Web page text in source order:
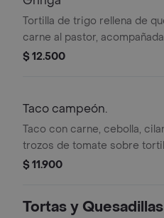
Tortilla de trigo rellena de
carne al pastor,
cebolla y cilantro.
$ 12.500
Taco campeón.
Taco con carne, cebolla,
trozos de tomate sobre
maíz.
$ 11.900
Tortas y Quesadillas